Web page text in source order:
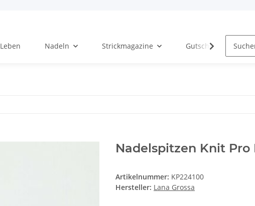
Nadeln Strickmagazine Gutscheine
Nadelspitzen Knit
Artikelnummer: KP224100
Hersteller: Lana Grossa